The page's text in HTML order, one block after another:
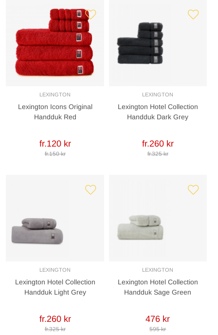
LEXINGTON
Lexington Icons Original
Handduk Red
fr.120 kr
fr.150 kr
LEXINGTON
Lexington Hotel Collection
Handduk Dark Grey
fr.260 kr
fr.325 kr
LEXINGTON
Lexington Hotel Collection
Handduk Light Grey
fr.260 kr
fr.325 kr
LEXINGTON
Lexington Hotel Collection
Handduk Sage Green
476 kr
595 kr